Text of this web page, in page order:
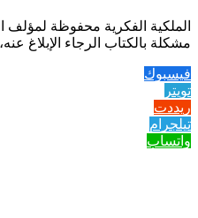
الملكية الفكرية محفوظة لمؤلف
مشكلة بالكتاب الرجاء الإبلاغ
فيسبوك
تويتر
ريددت
تيلجرام
واتساب